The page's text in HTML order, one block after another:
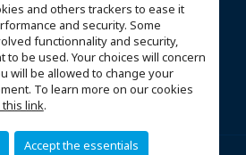
and others trackers to ease it
and security. Some
functionnality and security,
be used. Your choices will concern
will be allowed to change your
To learn more on our cookies
this link.
Accept the essentials